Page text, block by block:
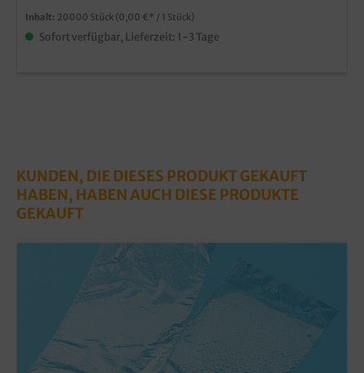
Inhalt: 20000 Stück (0,00 €* / 1 Stück)
Sofort verfügbar, Lieferzeit: 1-3 Tage
KUNDEN, DIE DIESES PRODUKT GEKAUFT
HABEN, HABEN AUCH DIESE PRODUKTE
GEKAUFT